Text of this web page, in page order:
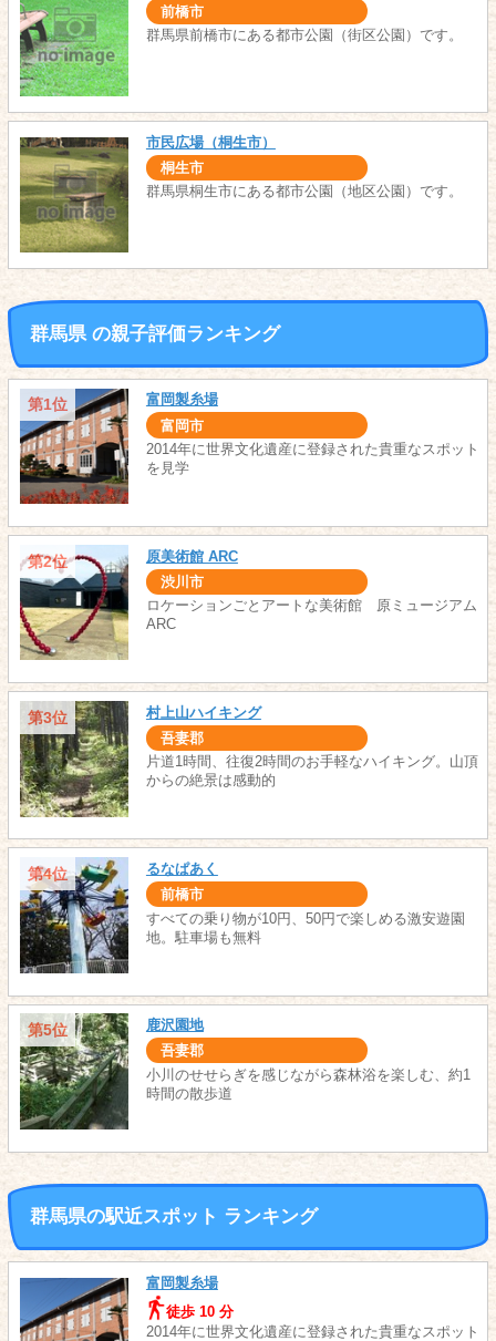
前橋市
群馬県前橋市にある都市公園（街区公園）です。
市民広場（桐生市）
桐生市
群馬県桐生市にある都市公園（地区公園）です。
群馬県 の親子評価ランキング
第1位 富岡製糸場
富岡市
2014年に世界文化遺産に登録された貴重なスポット
を見学
第2位 原美術館 ARC
渋川市
ロケーションごとアートな美術館 原ミュージアム
ARC
第3位 村上山ハイキング
吾妻郡
片道1時間、往復2時間のお手軽なハイキング。山頂
からの絶景は感動的
第4位 るなぱあく
前橋市
すべての乗り物が10円、50円で楽しめる激安遊園
地。駐車場も無料
第5位 鹿沢園地
吾妻郡
小川のせせらぎを感じながら森林浴を楽しむ、約1
時間の散歩道
群馬県の駅近スポット ランキング
富岡製糸場
徒歩 10 分
2014年に世界文化遺産に登録された貴重なスポット